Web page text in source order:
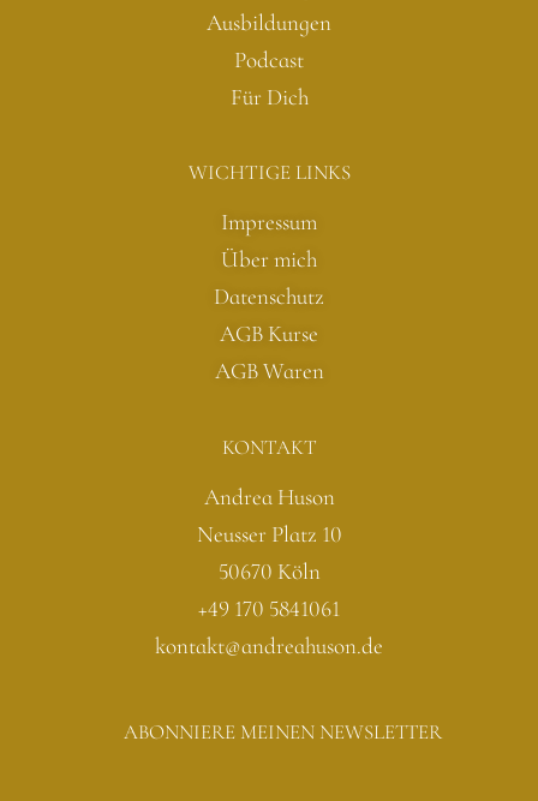
Ausbildungen
Podcast
Für Dich
WICHTIGE LINKS
Impressum
Über mich
Datenschutz
AGB Kurse
AGB Waren
KONTAKT
Andrea Huson
Neusser Platz 10
50670 Köln
+49 170 5841061
kontakt@andreahuson.de
ABONNIERE MEINEN NEWSLETTER